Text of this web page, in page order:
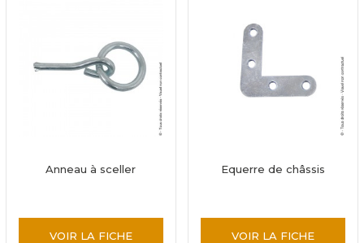
Anneau à sceller
VOIR LA FICHE
Equerre de châssis
VOIR LA FICHE